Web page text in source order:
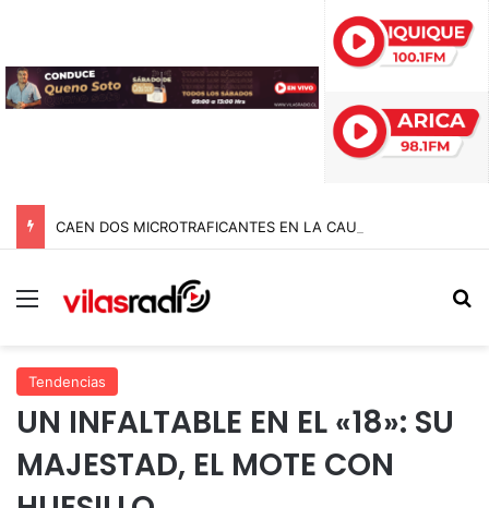
Menú
Tendencias
UN INFALTABLE EN EL «18»: SU
MAJESTAD, EL MOTE CON